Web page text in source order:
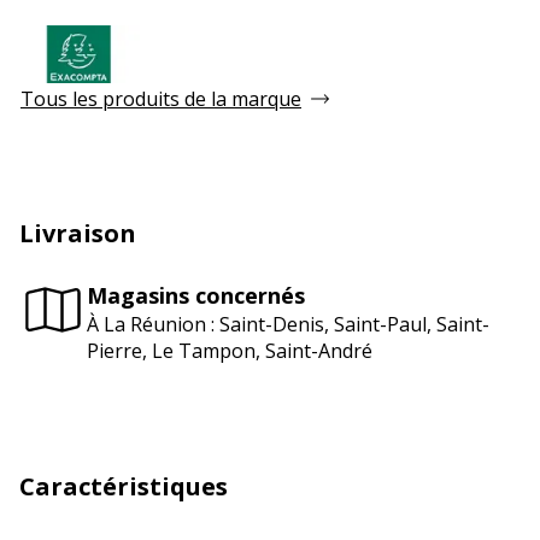
Tous les produits de la marque
Livraison
Magasins concernés
À La Réunion : Saint-Denis, Saint-Paul, Saint-
Pierre, Le Tampon, Saint-André
Caractéristiques